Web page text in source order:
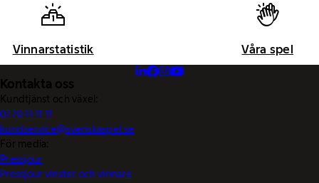
Vinnarstatistik Våra spel
Kontakta oss
Kundtjänst och växel:
0770-11 11 11
kundservice@svenskaspel.se
För media:
Pressjour
Pressjour vinster och vinnare